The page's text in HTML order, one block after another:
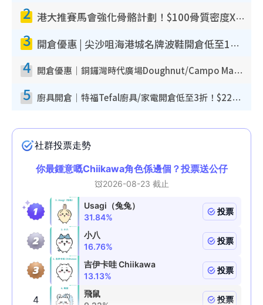
2 港大推賽馬會強化骨骼計劃！$100骨質密度X光檢查 完成免費運動訓練送超市禮券！附參加資格
3 開倉優惠 | 尖沙咀海港城名牌波鞋開倉低至1折！On鞋$899起／Joy&Peace鞋履$98起
4 開倉優惠｜銅鑼灣時代廣場Doughnut/Campo Marzio開倉低至1折！背囊、書包、手袋劈價$200起
5 廚具開倉｜特福Tefal廚具/家電開倉低至3折！$220起買平底鍋/炒鑊/湯煲！電飯煲/吸塵機/燙斗$418起